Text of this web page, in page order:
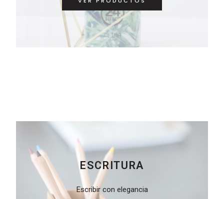
ESCRITURA
Escribir con elegancia